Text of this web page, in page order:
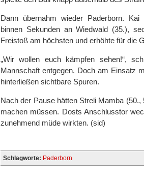
Dann übernahm wieder Paderborn.
binnen Sekunden an Wiedwald (35.),
Freistoß am höchsten und erhöhte für die
„Wir wollen euch kämpfen sehen!“,
Mannschaft entgegen. Doch am Einsatz
hinterließen sichtbare Spuren.
Nach der Pause hätten Streli Mamba
machen müssen. Dosts Anschlusstor
zunehmend müde wirkten. (sid)
Schlagworte: Paderborn